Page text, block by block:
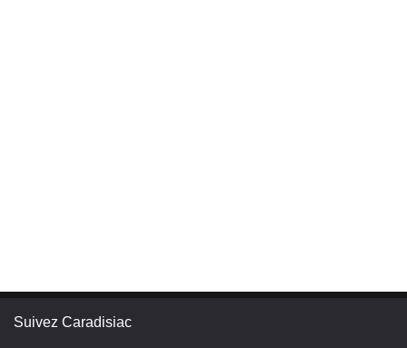
Suivez Caradisiac